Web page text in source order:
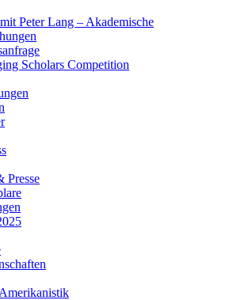
Peter Lang – Akademische
Scholars Competition
Presse